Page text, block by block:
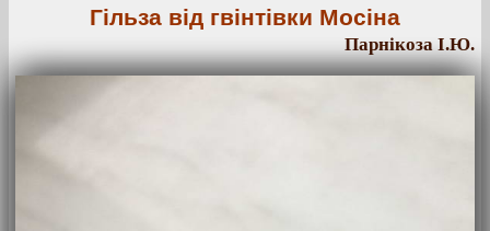
Гільза від гвінтівки Мосіна
Парнікоза І.Ю.